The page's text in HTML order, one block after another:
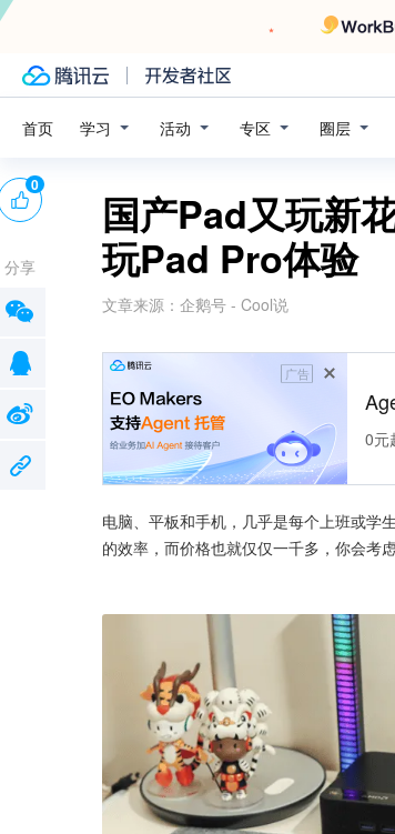
首页 学习 活动 专区 圈层
国产Pad又玩新
玩Pad Pro体验
文章来源： 企鹅号 - Cool说
广告
0元
电脑、平板和手机，几乎是每个上班或学
的效率，而价格也就仅仅一千多，你会考
0
分享